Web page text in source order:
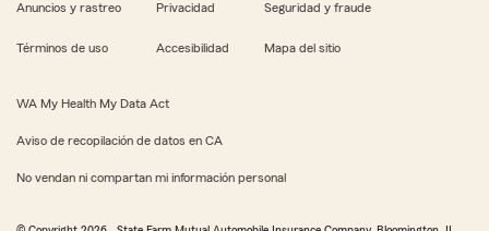
Anuncios y rastreo Privacidad Seguridad y fraude
Términos de uso Accesibilidad Mapa del sitio
WA My Health My Data Act
Aviso de recopilación de datos en CA
No vendan ni compartan mi información personal